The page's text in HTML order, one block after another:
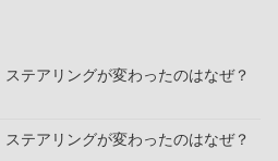
テアリングが変わったのはなぜ？
テアリングが変わったのはなぜ？